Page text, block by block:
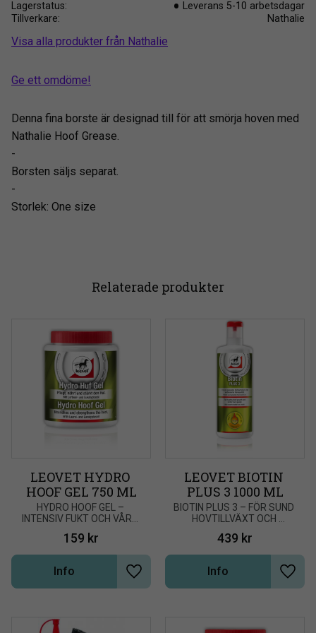
Lagerstatus
Leverans 5-10 arbetsdagar
Tillverkare
Nathalie
Visa alla produkter från Nathalie
Ge ett omdöme!
Denna fina borste är designad till för att smörja hoven med
Nathalie Hoof Grease.
-
Borsten säljs separat.
-
Storlek: One size
Relaterade produkter
LEOVET HYDRO
HOOF GEL 750 ML
​HYDRO HOOF GEL –
INTENSIV FUKT OCH VÅRD
159 kr
Lägg till i önskelista
Info
LEOVET BIOTIN
PLUS 3 1000 ML
​BIOTIN PLUS 3 – FÖR SUND
HOVTILLVÄXT OCH
439 kr
Lägg
Info